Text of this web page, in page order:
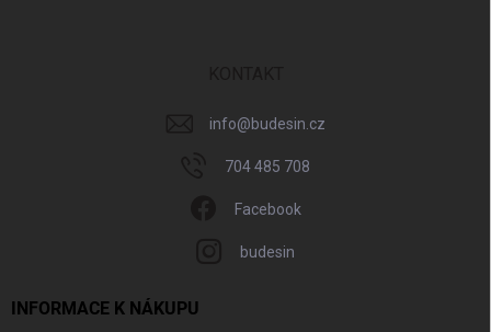
info@budesin.cz
704 485 708
Facebook
budesin
INFORMACE K NÁKUPU